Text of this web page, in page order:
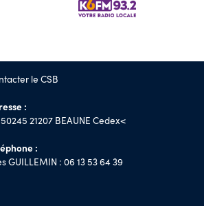
le CSB
:
21207 BEAUNE Cedex<
:
GUILLEMIN : 06 13 53 64 39